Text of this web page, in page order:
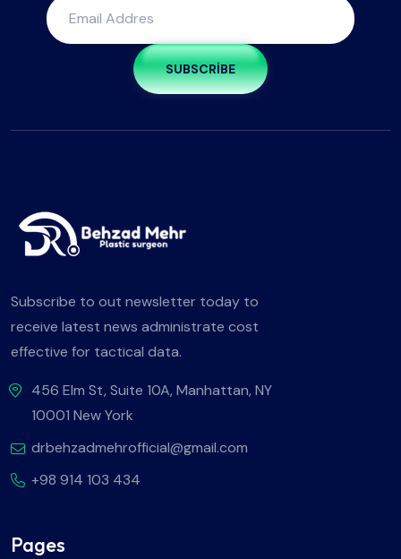
SUBSCRIBE
Subscribe to out newsletter today to
receive latest news administrate cost
effective for tactical data.
456 Elm St, Suite 10A, Manhattan, NY
10001 New York
drbehzadmehrofficial@gmail.com
+98 914 103 434
Pages